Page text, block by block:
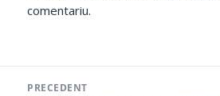
comentariu.
PRECEDENT